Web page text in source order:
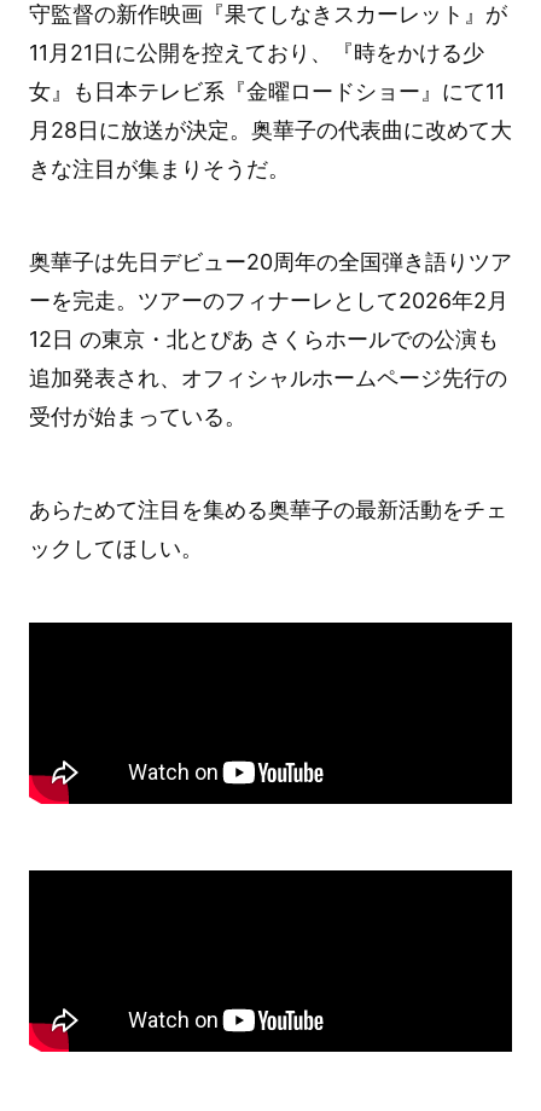
守監督の新作映画『果てしなきスカーレット』が
11月21日に公開を控えており、『時をかける少
女』も日本テレビ系『金曜ロードショー』にて11
月28日に放送が決定。奥華子の代表曲に改めて大
きな注目が集まりそうだ。
奥華子は先日デビュー20周年の全国弾き語りツア
ーを完走。ツアーのフィナーレとして2026年2月
12日 の東京・北とぴあ さくらホールでの公演も
追加発表され、オフィシャルホームページ先行の
受付が始まっている。
あらためて注目を集める奥華子の最新活動をチェ
ックしてほしい。